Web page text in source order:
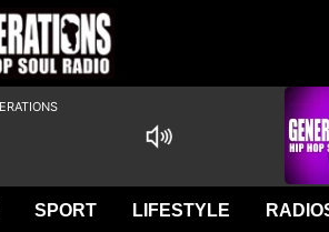
SPORT LIFESTYLE